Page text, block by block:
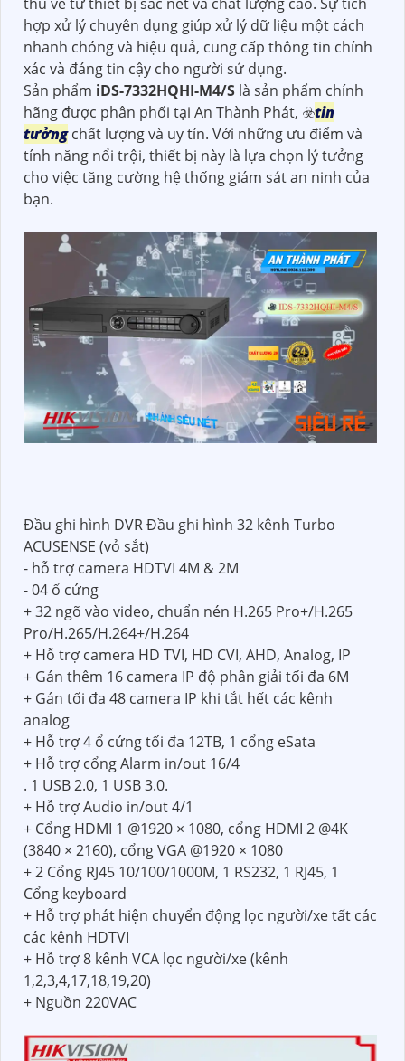
hợp xử lý chuyên dụng giúp xử lý dữ liệu một cách
nhanh chóng và hiệu quả, cung cấp thông tin chính
xác và đáng tin cậy cho người sử dụng.
Sản phẩm iDS-7332HQHI-M4/S là sản phẩm chính
hãng được phân phối tại An Thành Phát, ☣️tin
tưởngchất lượng và uy tín. Với những ưu điểm và
tính năng nổi trội, thiết bị này là lựa chọn lý tưởng
cho việc tăng cường hệ thống giám sát an ninh của
bạn.
Đầu ghi hình DVR Đầu ghi hình 32 kênh Turbo
ACUSENSE (vỏ sắt)
- hỗ trợ camera HDTVI 4M & 2M
- 04 ổ cứng
+ 32 ngõ vào video, chuẩn nén H.265 Pro+/H.265
Pro/H.265/H.264+/H.264
+ Hỗ trợ camera HD TVI, HD CVI, AHD, Analog, IP
+ Gán thêm 16 camera IP độ phân giải tối đa 6M
+ Gán tối đa 48 camera IP khi tắt hết các kênh
analog
+ Hỗ trợ 4 ổ cứng tối đa 12TB, 1 cổng eSata
+ Hỗ trợ cổng Alarm in/out 16/4
. 1 USB 2.0, 1 USB 3.0.
+ Hỗ trợ Audio in/out 4/1
+ Cổng HDMI 1 @1920 × 1080, cổng HDMI 2 @4K
(3840 × 2160), cổng VGA @1920 × 1080
+ 2 Cổng RJ45 10/100/1000M, 1 RS232, 1 RJ45, 1
Cổng keyboard
+ Hỗ trợ phát hiện chuyển động lọc người/xe tất các
các kênh HDTVI
+ Hỗ trợ 8 kênh VCA lọc người/xe (kênh
1,2,3,4,17,18,19,20)
+ Nguồn 220VAC